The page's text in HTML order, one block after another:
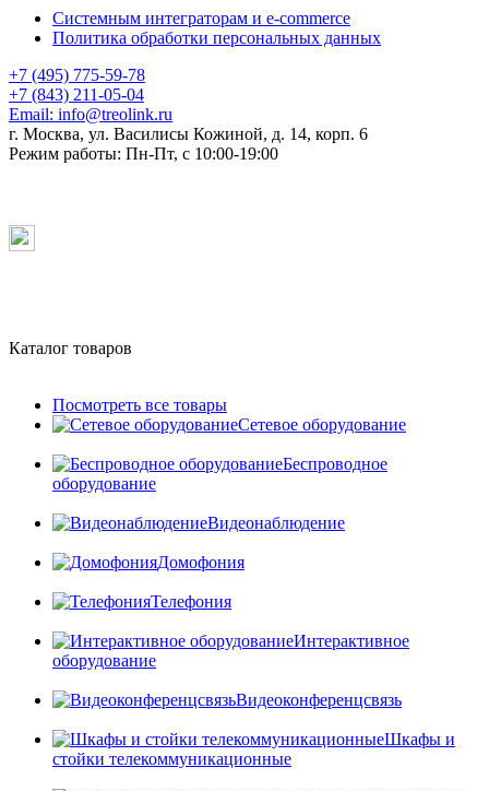
Системным интеграторам и e-commerce
Политика обработки персональных данных
+7 (495) 775-59-78
+7 (843) 211-05-04
Email: info@treolink.ru
г. Москва, ул. Василисы Кожиной, д. 14, корп. 6
Режим работы: Пн-Пт, с 10:00-19:00
Каталог товаров
Посмотреть все товары
Сетевое оборудование
Беспроводное
оборудование
Видеонаблюдение
Домофония
Телефония
Интерактивное
оборудование
Видеоконференцсвязь
Шкафы и
стойки телекоммуникационные